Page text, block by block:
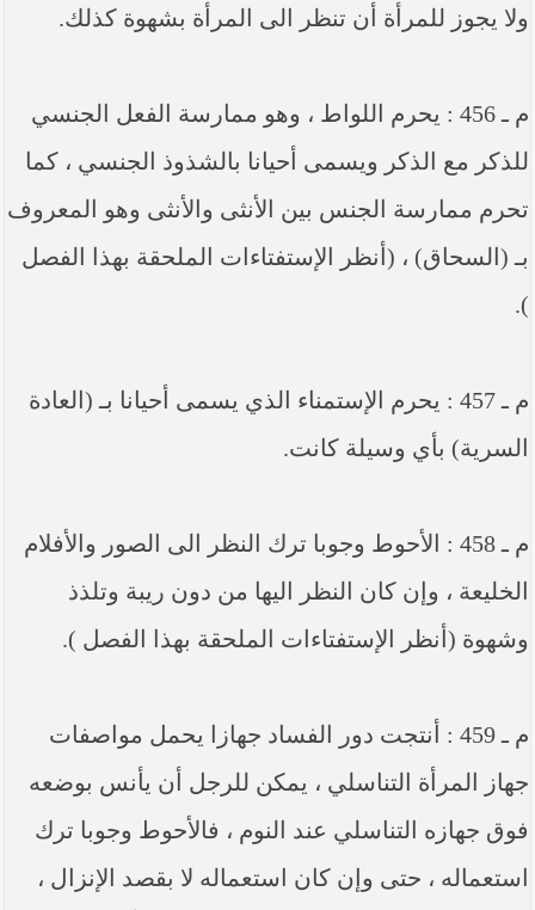
ولا يجوز للمرأة أن تنظر الى المرأة بشهوة كذلك.
م ـ 456 : يحرم اللواط ، وهو ممارسة الفعل الجنسي
للذكر مع الذكر ويسمى أحيانا بالشذوذ الجنسي ، كما
تحرم ممارسة الجنس بين الأنثى والأنثى وهو المعروف
بـ (السحاق) ، (أنظر الإستفتاءات الملحقة بهذا الفصل
).
م ـ 457 : يحرم الإستمناء الذي يسمى أحيانا بـ (العادة
السرية) بأي وسيلة كانت.
م ـ 458 : الأحوط وجوبا ترك النظر الى الصور والأفلام
الخليعة ، وإن كان النظر اليها من دون ريبة وتلذذ
وشهوة (أنظر الإستفتاءات الملحقة بهذا الفصل ).
م ـ 459 : أنتجت دور الفساد جهازا يحمل مواصفات
جهاز المرأة التناسلي ، يمكن للرجل أن يأنس بوضعه
فوق جهازه التناسلي عند النوم ، فالأحوط وجوبا ترك
استعماله ، حتى وإن كان استعماله لا بقصد الإنزال ،